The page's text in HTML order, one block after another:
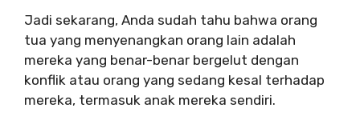
Jadi sekarang, Anda sudah tahu bahwa orang
tua yang menyenangkan orang lain adalah
mereka yang benar-benar bergelut dengan
konflik atau orang yang sedang kesal terhadap
mereka, termasuk anak mereka sendiri.